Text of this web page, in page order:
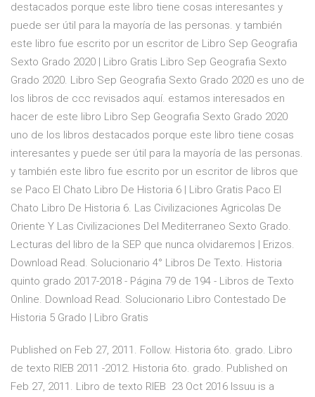
destacados porque este libro tiene cosas interesantes y
puede ser útil para la mayoría de las personas. y también
este libro fue escrito por un escritor de Libro Sep Geografia
Sexto Grado 2020 | Libro Gratis Libro Sep Geografia Sexto
Grado 2020. Libro Sep Geografia Sexto Grado 2020 es uno de
los libros de ccc revisados aquí. estamos interesados en
hacer de este libro Libro Sep Geografia Sexto Grado 2020
uno de los libros destacados porque este libro tiene cosas
interesantes y puede ser útil para la mayoría de las personas.
y también este libro fue escrito por un escritor de libros que
se Paco El Chato Libro De Historia 6 | Libro Gratis Paco El
Chato Libro De Historia 6. Las Civilizaciones Agricolas De
Oriente Y Las Civilizaciones Del Mediterraneo Sexto Grado.
Lecturas del libro de la SEP que nunca olvidaremos | Erizos.
Download Read. Solucionario 4° Libros De Texto. Historia
quinto grado 2017-2018 - Página 79 de 194 - Libros de Texto
Online. Download Read. Solucionario Libro Contestado De
Historia 5 Grado | Libro Gratis
Published on Feb 27, 2011. Follow. Historia 6to. grado. Libro
de texto RIEB 2011 -2012. Historia 6to. grado. Published on
Feb 27, 2011. Libro de texto RIEB 23 Oct 2016 Issuu is a